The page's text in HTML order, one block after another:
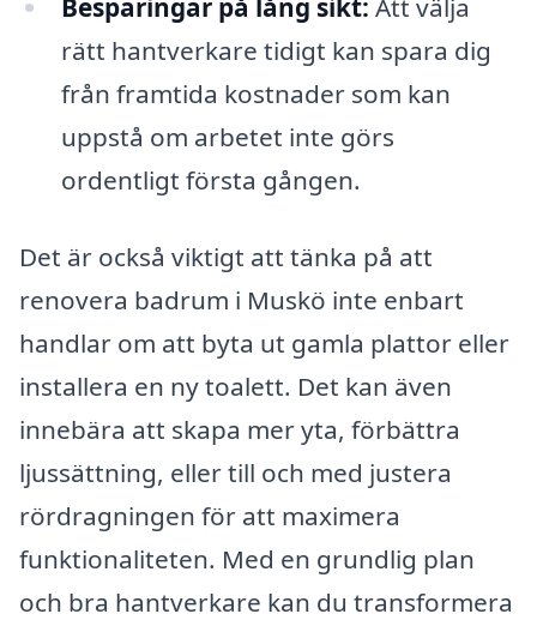
Besparingar på lång sikt: Att välja
rätt hantverkare tidigt kan spara dig
från framtida kostnader som kan
uppstå om arbetet inte görs
ordentligt första gången.
Det är också viktigt att tänka på att
renovera badrum i Muskö inte enbart
handlar om att byta ut gamla plattor eller
installera en ny toalett. Det kan även
innebära att skapa mer yta, förbättra
ljussättning, eller till och med justera
rördragningen för att maximera
funktionaliteten. Med en grundlig plan
och bra hantverkare kan du transformera